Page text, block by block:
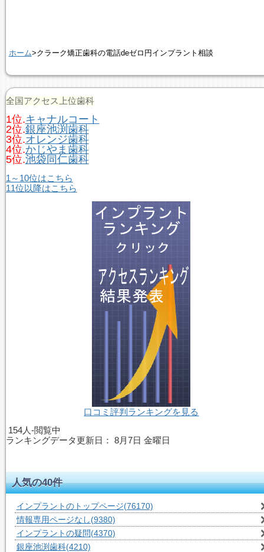
ホーム>クラーク矯正歯科の電話deゼロ円インプラント相談
全国アクセス上位歯科
1位.キャナルコート
2位.銀座池渕歯科
3位.オレンジ歯科
4位.かじやま歯科
5位.池袋同仁歯科
1～10位はこちら
11位以降はこちら
口コミ評判ランキングを見る
154人-閲覧中
ランキングデータ更新日： 8月7日 金曜日
人気の40件
インプラントのトップページ(76170)
情報専用ページなし(9380)
インプラントの疑問(4370)
銀座池渕歯科(4210)